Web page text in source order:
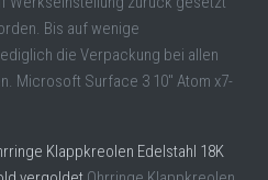
Bis auf wenige
die Verpackung bei allen
Microsoft Surface 3 10" Atom x7-
Klappkreolen Edelstahl 18K